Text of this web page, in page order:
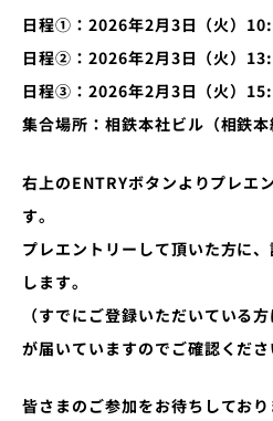
日程①：2026年2月3日（火）
日程②：2026年2月3日（火）
日程③：2026年2月3日（火）
集合場所：相鉄本社ビル（相鉄本
右上のENTRYボタンよりプレエ
す。
プレエントリーして頂いた方に
します。
（すでにご登録いただいている
が届いていますのでご確認くださ
皆さまのご参加をお待ちしてお